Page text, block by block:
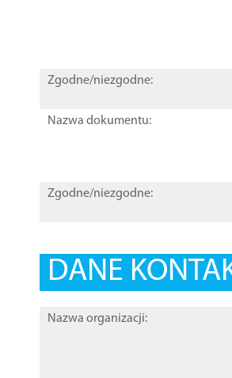
Zgodne/niezgodne:
Nazwa dokumentu:
Zgodne/niezgodne:
DANE
Nazwa organizacji: